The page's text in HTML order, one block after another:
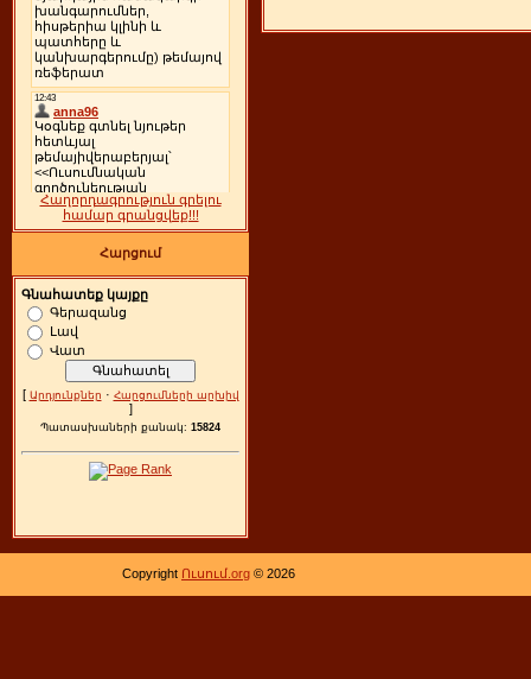
Հաղորդագրություն գրելու
համար գրանցվեք!!!
Հարցում
Գնահատեք կայքը
Գերազանց
Լավ
Վատ
[ Արդյունքներ · Հարցումների արխիվ
]
Պատասխաների քանակ: 15824
Copyright Ուսում.org © 2026